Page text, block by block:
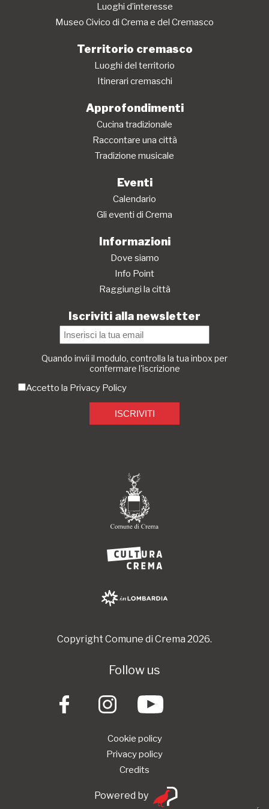
Luoghi d’interesse
Museo Civico di Crema e del Cremasco
Territorio cremasco
Luoghi del territorio
Itinerari cremaschi
Approfondimenti
Cucina tradizionale
Raccontare una città
Tradizione musicale
Eventi
Calendario
Gli eventi di Crema
Informazioni
Dove siamo
Info Point
Raggiungi la città
Iscriviti alla newsletter
Quando invii il modulo, controlla la tua inbox per
confermare l'iscrizione
Accetto la Privacy Policy
ISCRIVITI
Copyright Comune di Crema 2026.
Follow us
Cookie policy
Privacy policy
Credits
Powered by